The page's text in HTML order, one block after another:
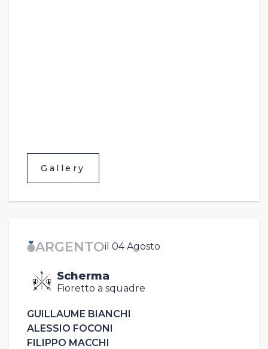
Gallery
ARGENTOil 04 Agosto
Scherma
Fioretto a squadre
GUILLAUME BIANCHI
ALESSIO FOCONI
FILIPPO MACCHI